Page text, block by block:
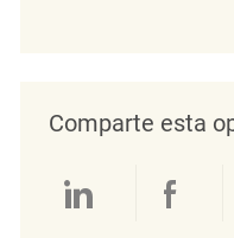
Comparte esta
Compartir a